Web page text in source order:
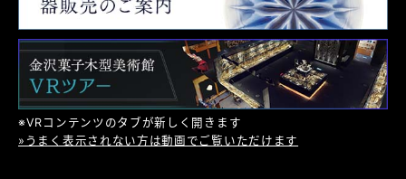
※VRコンテンツのタブが新しく開きます
»うまく表示されない方は動画でご覧いただけます